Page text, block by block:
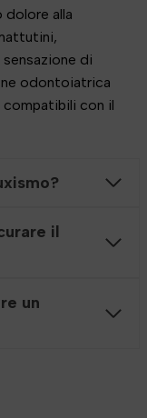
dolore alla
di
odontoiatrica
compatibili con il
il
un